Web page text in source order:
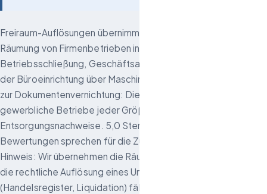
Freiraum-Auflösungen übernimmt die komplette physische
Räumung von Firmenbetrieben in Berlin – bei
Betriebsschließung, Geschäftsaufgabe oder Insolvenz. Von
der Büroeinrichtung über Maschinen und Lagerbestände bis
zur Dokumentenvernichtung: Die Berliner GmbH räumt
gewerbliche Betriebe jeder Größe und liefert lückenlose
Entsorgungsnachweise. 5,0 Sterne bei 60 Google-
Bewertungen sprechen für die Zuverlässigkeit des Teams.
Hinweis: Wir übernehmen die Räumung der Betriebsflächen –
die rechtliche Auflösung eines Unternehmens
(Handelsregister, Liquidation) fällt nicht in unseren